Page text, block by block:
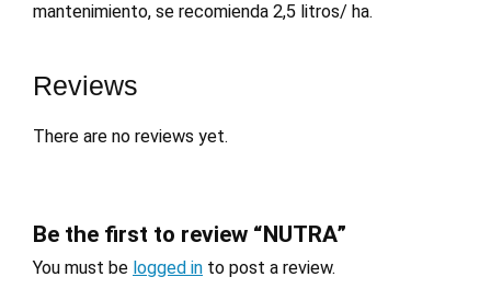
mantenimiento, se recomienda 2,5 litros/ ha.
Reviews
There are no reviews yet.
Be the first to review “NUTRA”
You must be logged in to post a review.